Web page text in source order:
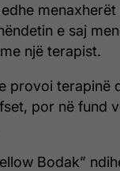
menaxherët
e saj
një terapist.
provoi terapinë
por në fund
Bodak”